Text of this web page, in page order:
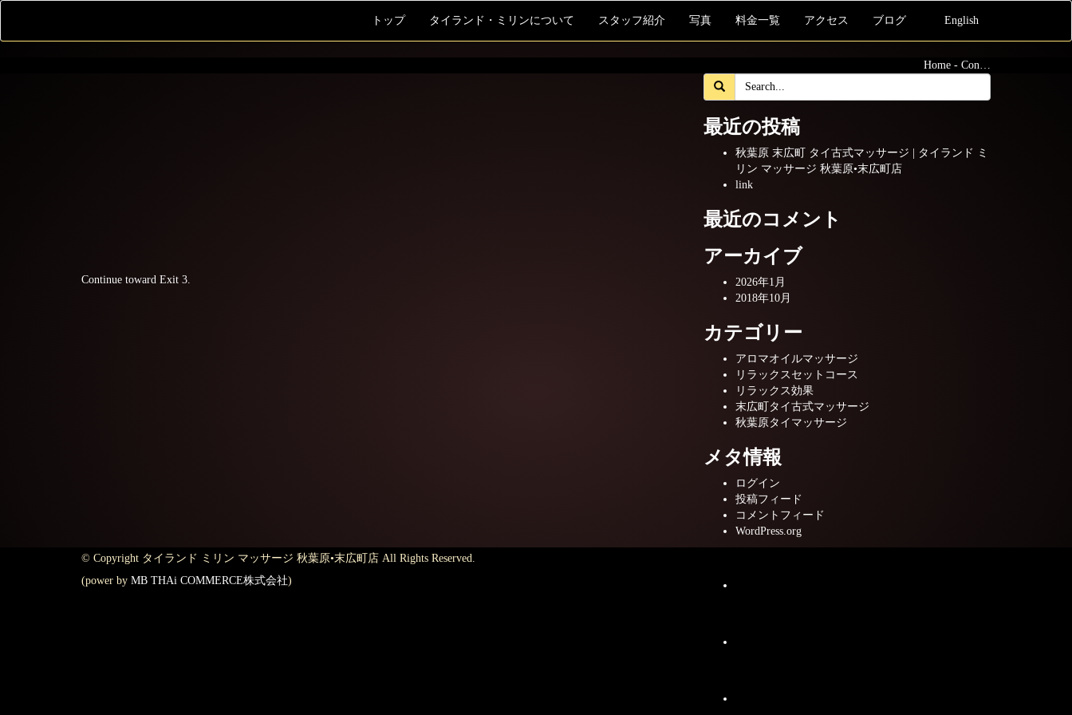
トップ タイランド・ミリンについて スタッフ紹介 写真 料金一覧 アクセス ブログ English
Home - Con…
Continue toward Exit 3.
最近の投稿
秋葉原 末広町 タイ古式マッサージ | タイランド ミ
リン マッサージ 秋葉原•末広町店
link
最近のコメント
アーカイブ
2026年1月
2018年10月
カテゴリー
アロマオイルマッサージ
リラックスセットコース
リラックス効果
末広町タイ古式マッサージ
秋葉原タイマッサージ
メタ情報
ログイン
投稿フィード
コメントフィード
WordPress.org
© Copyright タイランド ミリン マッサージ 秋葉原•末広町店 All Rights Reserved.
(power by MB THAi COMMERCE株式会社)